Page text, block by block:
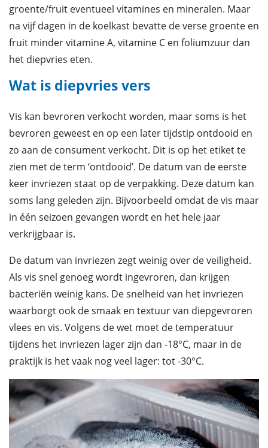
groente/fruit eventueel vitamines en mineralen. Maar
na vijf dagen in de koelkast bevatte de verse groente en
fruit minder vitamine A, vitamine C en foliumzuur dan
het diepvries eten.
Wat is diepvries vers
Vis kan bevroren verkocht worden, maar soms is het
bevroren geweest en op een later tijdstip ontdooid en
zo aan de consument verkocht. Dit is op het etiket te
zien met de term ‘ontdooid’. De datum van de eerste
keer invriezen staat op de verpakking. Deze datum kan
soms lang geleden zijn. Bijvoorbeeld omdat de vis maar
in één seizoen gevangen wordt en het hele jaar
verkrijgbaar is.
De datum van invriezen zegt weinig over de veiligheid.
Als vis snel genoeg wordt ingevroren, dan krijgen
bacteriën weinig kans. De snelheid van het invriezen
waarborgt ook de smaak en textuur van diepgevroren
vlees en vis. Volgens de wet moet de temperatuur
tijdens het invriezen lager zijn dan -18°C, maar in de
praktijk is het vaak nog veel lager: tot -30°C.